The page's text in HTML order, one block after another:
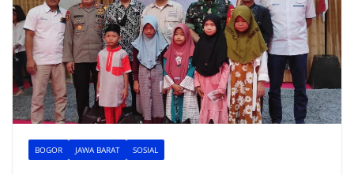
BOGOR JAWA BARAT SOSIAL